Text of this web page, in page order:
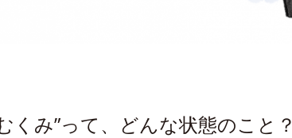
くみ”って、どんな状態のこと？